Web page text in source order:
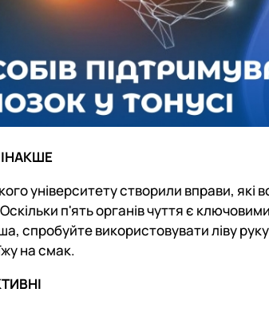
ІНАКШЕ
університету створили вправи,
п'ять органів чуття є
спробуйте використовувати ліву
на смак.